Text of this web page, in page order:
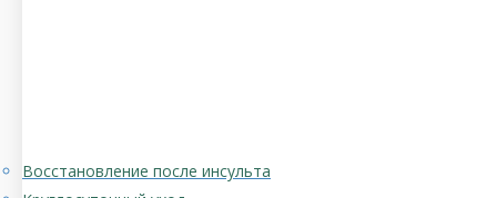
Восстановление после инсульта